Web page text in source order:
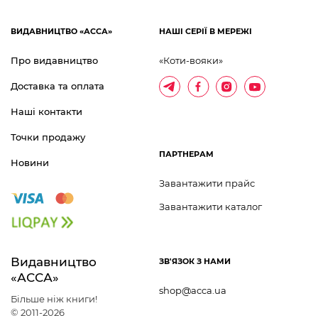
Видавництво
«АССА»
Більше ніж книги!
© 2011-2026
ЗВ'ЯЗОК З НАМИ
shop@acca.ua
ВИДАВНИЦТВО «АССА»
Про видавництво
Доставка та оплата
Наші контакти
Точки продажу
Новини
НАШІ СЕРІЇ В МЕРЕЖІ
«Коти-вояки»
ПАРТНЕРАМ
Завантажити прайс
Завантажити каталог